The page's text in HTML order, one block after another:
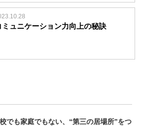
ミュニケーション力向上の秘訣
でも家庭でもない、“第三の居場所”をつ